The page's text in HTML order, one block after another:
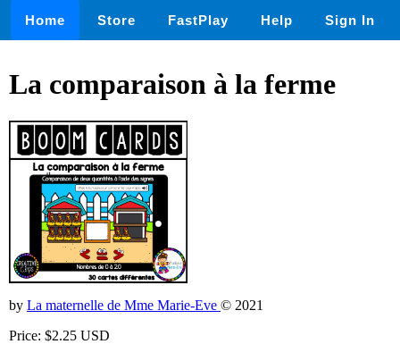
Home Store FastPlay Help Sign In
La comparaison à la ferme
by La maternelle de Mme Marie-Eve © 2021
Price: $2.25 USD